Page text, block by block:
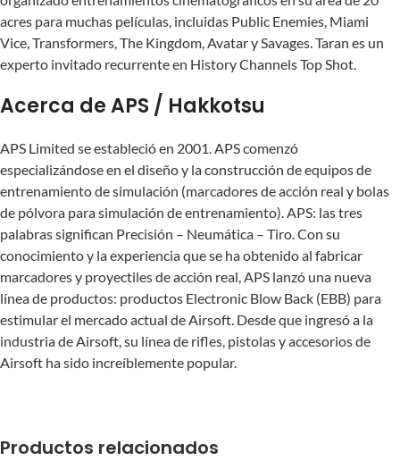
acres para muchas películas, incluidas Public Enemies, Miami
Vice, Transformers, The Kingdom, Avatar y Savages. Taran es un
experto invitado recurrente en History Channels Top Shot.
Acerca de APS / Hakkotsu
APS Limited se estableció en 2001. APS comenzó
especializándose en el diseño y la construcción de equipos de
entrenamiento de simulación (marcadores de acción real y bolas
de pólvora para simulación de entrenamiento). APS: las tres
palabras significan Precisión – Neumática – Tiro. Con su
conocimiento y la experiencia que se ha obtenido al fabricar
marcadores y proyectiles de acción real, APS lanzó una nueva
línea de productos: productos Electronic Blow Back (EBB) para
estimular el mercado actual de Airsoft. Desde que ingresó a la
industria de Airsoft, su línea de rifles, pistolas y accesorios de
Airsoft ha sido increíblemente popular.
Productos relacionados